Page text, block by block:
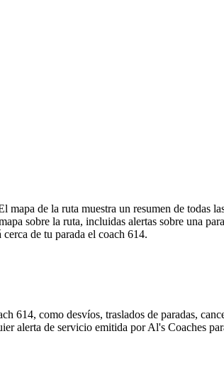
de la ruta muestra un resumen de todas
sobre la ruta, incluidas alertas sobre una
de tu parada el coach 614.
como desvíos, traslados de paradas,
alerta de servicio emitida por Al's Coaches